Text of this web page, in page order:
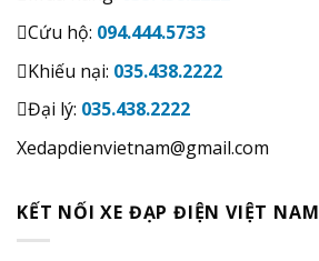
Cứu hộ: 094.444.5733
Khiếu nại: 035.438.2222
Đại lý: 035.438.2222
Xedapdienvietnam@gmail.com
KẾT NỐI XE ĐẠP ĐIỆN VIỆT NAM